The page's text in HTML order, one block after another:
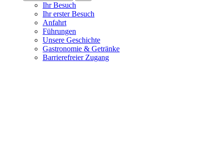
Ihr Besuch
Ihr erster Besuch
Anfahrt
Führungen
Unsere Geschichte
Gastronomie & Getränke
Barrierefreier Zugang